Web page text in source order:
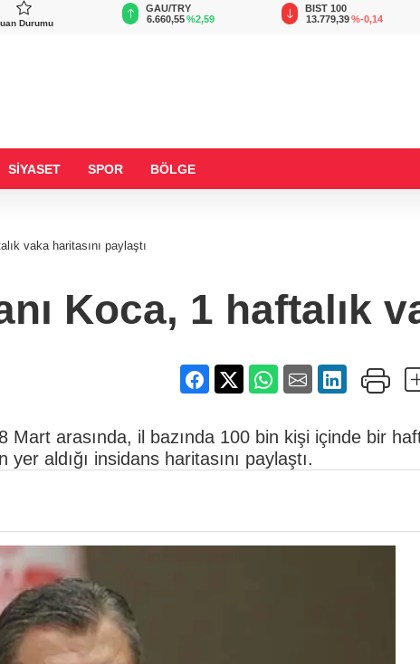
Durumu
%0,32
GAU/TRY
6.660,55%2,59
BIST 100
13.779,39%-0,14
SİYASET SPOR BÖLGE
vaka haritasını paylaştı
Koca, 1 haftalık
Mart arasında, il bazında 100 bin kişi içinde bir
aldığı insidans haritasını paylaştı.